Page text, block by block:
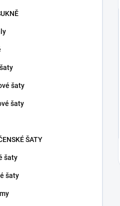
šaty
šaty
ŠATY
šaty
šaty